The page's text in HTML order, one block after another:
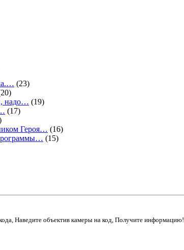
(23)
надо… (19)
(17)
Героя… (16)
(15)
Наведите объектив камеры на код, Получите информацию!